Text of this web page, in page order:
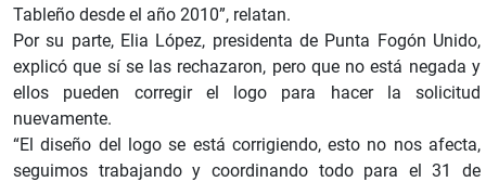
Tableño desde el año 2010”, relatan.
Por su parte, Elia López, presidenta de Punta Fogón Unido,
explicó que sí se las rechazaron, pero que no está negada y
ellos pueden corregir el logo para hacer la solicitud
nuevamente.
“El diseño del logo se está corrigiendo, esto no nos afecta,
seguimos trabajando y coordinando todo para el 31 de